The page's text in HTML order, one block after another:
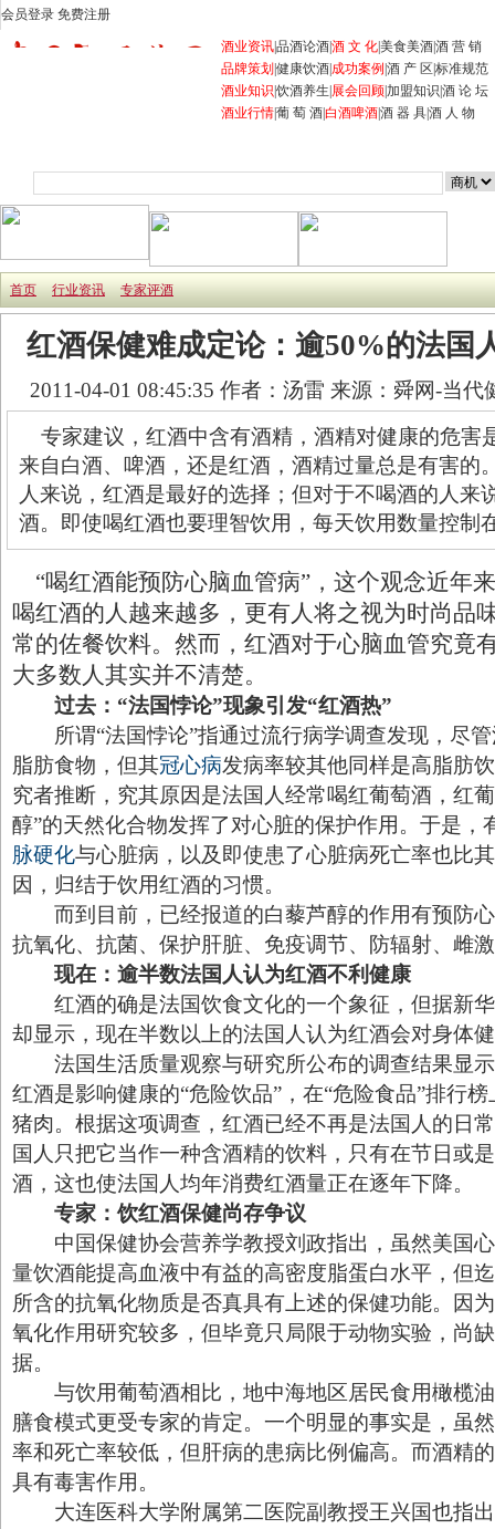
会员登录 免费注册
酒业资讯品酒论酒酒 文 化美食美酒酒 营 销
品牌策划 健康饮酒 成功案例 酒 产 区 标准规范
酒业知识 饮酒养生 展会回顾加盟知识 酒 论 坛
酒业行情葡 萄 酒白酒啤酒酒 器 具酒 人 物
首页 行业资讯 专家评酒
红酒保健难成定论：逾50%的法国
2011-04-01 08:45:35 作者：汤雷 来源：舜网-当代
专家建议，红酒中含有酒精，酒精对健康的危害
来自白酒、啤酒，还是红酒，酒精过量总是有害的
人来说，红酒是最好的选择；但对于不喝酒的人来
酒。即使喝红酒也要理智饮用，每天饮用数量控制
“喝红酒能预防心脑血管病”，这个观念近年
喝红酒的人越来越多，更有人将之视为时尚品
常的佐餐饮料。然而，红酒对于心脑血管究竟
大多数人其实并不清楚。
过去：“法国悖论”现象引发“红酒热”
所谓“法国悖论”指通过流行病学调查发现，尽管
脂肪食物，但其冠心病发病率较其他同样是高脂肪
究者推断，究其原因是法国人经常喝红葡萄酒，红
醇”的天然化合物发挥了对心脏的保护作用。于是，
脉硬化与心脏病，以及即使患了心脏病死亡率也比
因，归结于饮用红酒的习惯。
而到目前，已经报道的白藜芦醇的作用有预防心
抗氧化、抗菌、保护肝脏、免疫调节、防辐射、雌
现在：逾半数法国人认为红酒不利健康
红酒的确是法国饮食文化的一个象征，但据新华
却显示，现在半数以上的法国人认为红酒会对身体
法国生活质量观察与研究所公布的调查结果显示
红酒是影响健康的“危险饮品”，在“危险食品”排行
猪肉。根据这项调查，红酒已经不再是法国人的日
国人只把它当作一种含酒精的饮料，只有在节日或
酒，这也使法国人均年消费红酒量正在逐年下降。
专家：饮红酒保健尚存争议
中国保健协会营养学教授刘政指出，虽然美国心
量饮酒能提高血液中有益的高密度脂蛋白水平，但
所含的抗氧化物质是否真具有上述的保健功能。因
氧化作用研究较多，但毕竟只局限于动物实验，尚
据。
与饮用葡萄酒相比，地中海地区居民食用橄榄油
膳食模式更受专家的肯定。一个明显的事实是，虽
率和死亡率较低，但肝病的患病比例偏高。而酒精
具有毒害作用。
大连医科大学附属第二医院副教授王兴国也指出